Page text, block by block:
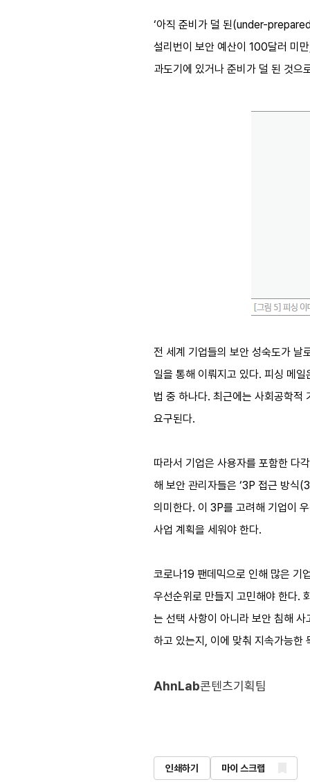
‘아직 준비가 덜 된(under-
설리번이 보안 예산이 100달러 미
과도기에 있거나 준비가 덜 된 것으
전 세계 기업들의 보안 성숙도가
일을 통해 이뤄지고 있다. 피싱 메
법 중 하나다. 최근에는 사회공학적
요구된다.
따라서 기업은 사용자를 포함한 다
해 보안 관리자들은 ‘3P 접근 방
의미한다. 이 3P를 고려해 기업이
사업 계획을 세워야 한다.
코로나19 팬데믹으로 인해 많은 기
우선순위로 만들지 고민해야 한다.
는 선택 사항이 아니라 보안 침해
하고 있는지, 이에 맞춰 지속가능한
AhnLab콘텐츠기획팀
인쇄하기 마이 스크랩